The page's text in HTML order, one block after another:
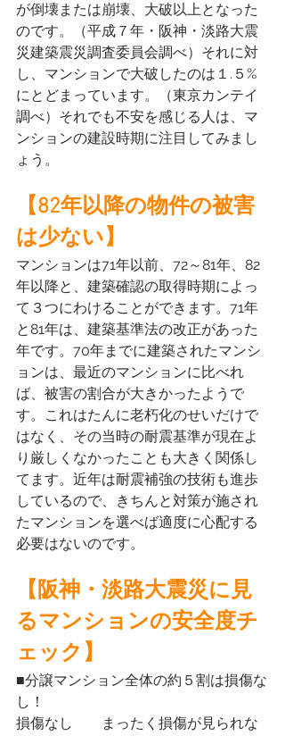
が倒壊または崩壊、大破以上となった
のです。（平成７年・阪神・淡路大震
災建築震災調査委員会調べ）それに対
し、マンションで大破したのは１.５%
にとどまっています。（東京カンテイ
調べ）それでも不安を感じる人は、マ
ンションの建設時期に注目してみまし
ょう。
【82年以降の物件の被害
は少ない】
マンションは71年以前、72～81年、82
年以降と、建築確認の取得時期によっ
て３つにわけることができます。71年
と81年は、建築基準法の改正があった
年です。70年までに建築されたマンシ
ョンは、最近のマンションに比べれ
ば、被害の割合が大きかったようで
す。これはたんに老朽化のせいだけで
はなく、その当時の耐震基準が現在よ
り厳しくなかったことも大きく関係し
てます。近年は耐震補強の技術も進歩
しているので、きちんと対策が施され
たマンションを選べば適度に心配する
必要はないのです。
【阪神・淡路大震災に見
るマンションの安全度チ
ェック】
■分譲マンション全体の約５割は損傷な
し！
損傷なし　　まったく損傷が見られな